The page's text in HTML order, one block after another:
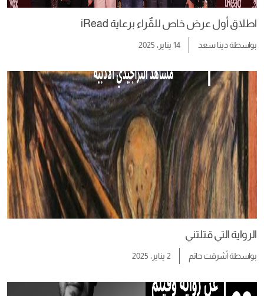
اطلاق أول عرض خاص للقٌراء برعاية iRead
بواسطةدينا سعد 14 يناير، 2025
الرواية التي قتلتني
بواسطةأشرقت حاتم 2 يناير، 2025